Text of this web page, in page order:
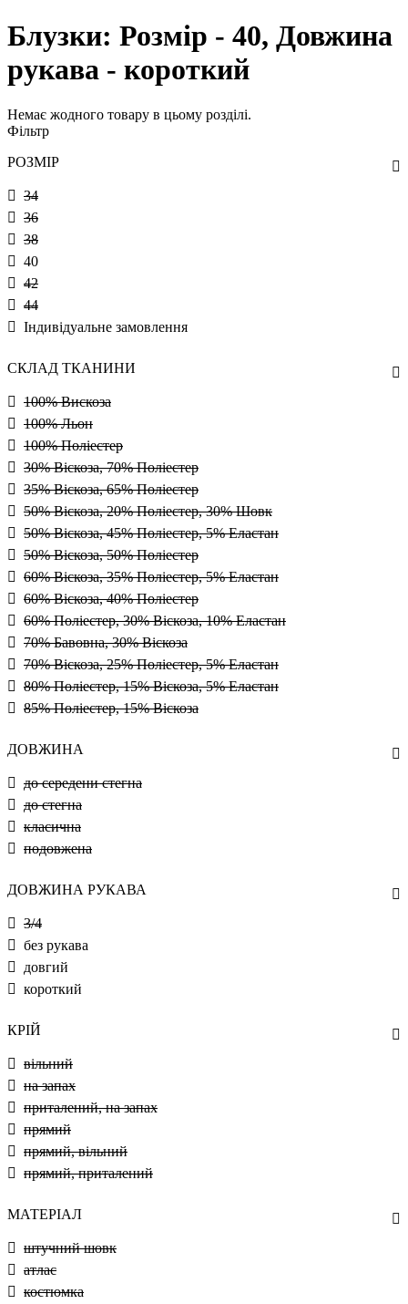
Блузки: Розмір - 40, Довжина
рукава - короткий
Немає жодного товару в цьому розділі.
Фільтр
РОЗМІР
34
36
38
40
42
44
Індивідуальне замовлення
СКЛАД ТКАНИНИ
100% Вискоза
100% Льон
100% Поліестер
30% Віскоза, 70% Поліестер
35% Віскоза, 65% Поліестер
50% Віскоза, 20% Поліестер, 30% Шовк
50% Віскоза, 45% Поліестер, 5% Еластан
50% Віскоза, 50% Поліестер
60% Віскоза, 35% Поліестер, 5% Еластан
60% Віскоза, 40% Поліестер
60% Поліестер, 30% Віскоза, 10% Еластан
70% Бавовна, 30% Віскоза
70% Віскоза, 25% Поліестер, 5% Еластан
80% Поліестер, 15% Віскоза, 5% Еластан
85% Поліестер, 15% Віскоза
ДОВЖИНА
до середени стегна
до стегна
класична
подовжена
ДОВЖИНА РУКАВА
3/4
без рукава
довгий
короткий
КРІЙ
вільний
на запах
приталений, на запах
прямий
прямий, вільний
прямий, приталений
МАТЕРІАЛ
штучний шовк
атлас
костюмка